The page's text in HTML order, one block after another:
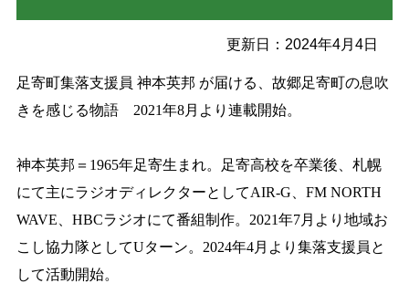
足寄町について 観光スポット
特産品 English
更新日： 2024年4月4日
足寄町集落支援員 神本英邦 が届ける、故郷足寄町の息吹
きを感じる物語 2021年8月より連載開始。
神本英邦＝1965年足寄生まれ。足寄高校を卒業後、札幌
にて主にラジオディレクターとしてAIR-G、FM NORTH
WAVE、HBCラジオにて番組制作。2021年7月より地域お
こし協力隊としてUターン。2024年4月より集落支援員と
して活動開始。